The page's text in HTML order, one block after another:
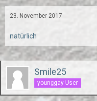
23. November 2017
natürlich
Smile25
younggay User